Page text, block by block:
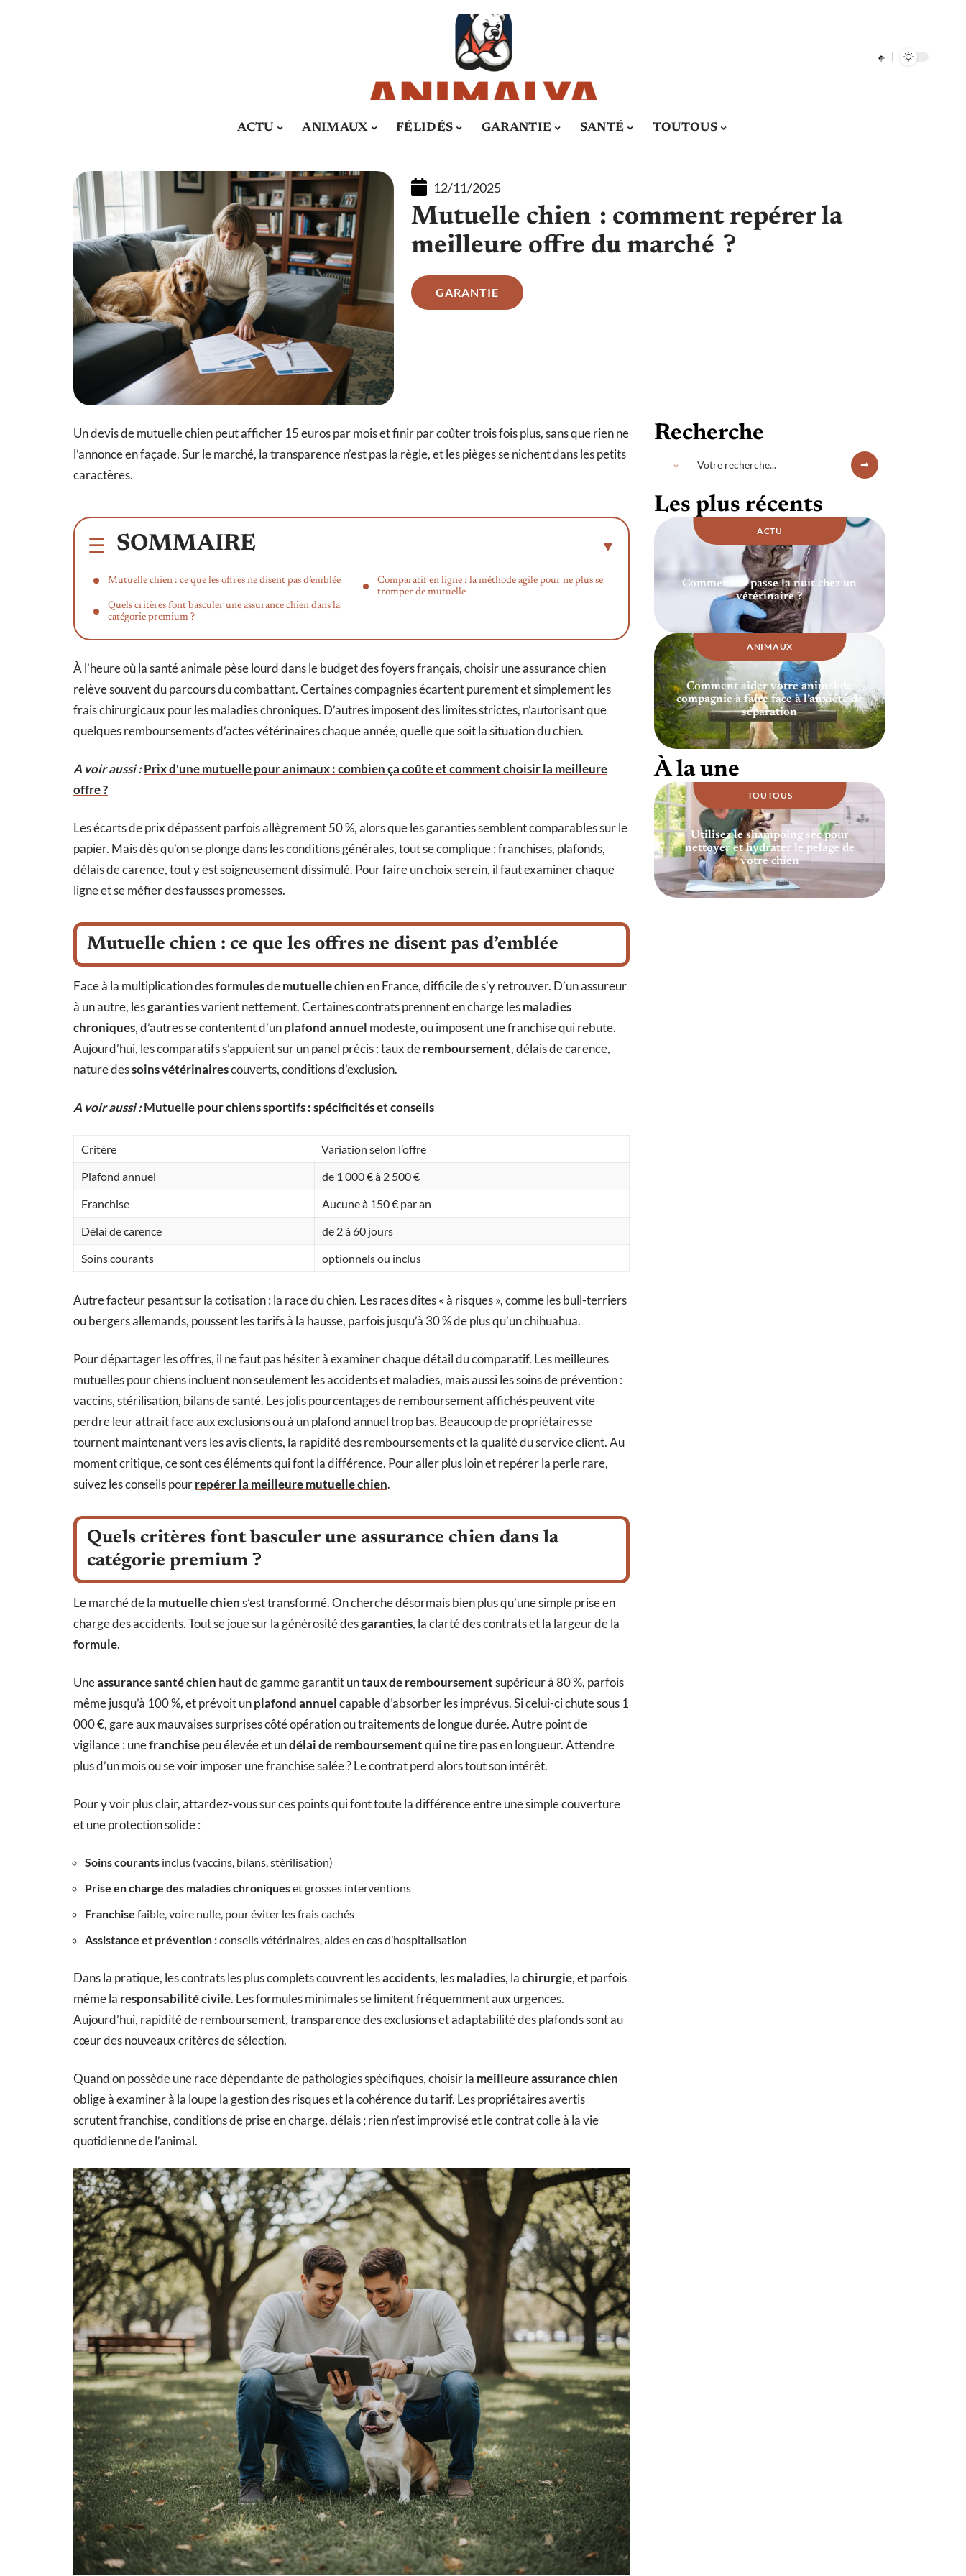
ACTU ANIMAUX FÉLIDÉS GARANTIE SANTÉ TOUTOUS
12/11/2025
Mutuelle chien : comment repérer la
meilleure offre du marché ?
GARANTIE
Un devis de mutuelle chien peut afficher 15 euros par mois et finir par coûter trois fois plus, sans que rien ne
l’annonce en façade. Sur le marché, la transparence n’est pas la règle, et les pièges se nichent dans les petits
caractères.
SOMMAIRE
Mutuelle chien : ce que les offres ne disent pas d’emblée
Quels critères font basculer une assurance chien dans la
catégorie premium ?
Comparatif en ligne : la méthode agile pour ne plus se
tromper de mutuelle
À l’heure où la santé animale pèse lourd dans le budget des foyers français, choisir une assurance chien
relève souvent du parcours du combattant. Certaines compagnies écartent purement et simplement les
frais chirurgicaux pour les maladies chroniques. D’autres imposent des limites strictes, n’autorisant que
quelques remboursements d’actes vétérinaires chaque année, quelle que soit la situation du chien.
A voir aussi :Prix d'une mutuelle pour animaux : combien ça coûte et comment choisir la meilleure
offre ?
Les écarts de prix dépassent parfois allègrement 50 %, alors que les garanties semblent comparables sur le
papier. Mais dès qu’on se plonge dans les conditions générales, tout se complique : franchises, plafonds,
délais de carence, tout y est soigneusement dissimulé. Pour faire un choix serein, il faut examiner chaque
ligne et se méfier des fausses promesses.
Mutuelle chien : ce que les offres ne disent pas d’emblée
Face à la multiplication desformulesdemutuelle chienen France, difficile de s’y retrouver. D’un assureur
à un autre, lesgarantiesvarient nettement. Certaines contrats prennent en charge lesmaladies
chroniques, d’autres se contentent d’unplafond annuel modeste, ou imposent une franchise qui rebute.
Aujourd’hui, les comparatifs s’appuient sur un panel précis : taux deremboursement, délais de carence,
nature dessoins vétérinairescouverts, conditions d’exclusion.
A voir aussi :Mutuelle pour chiens sportifs : spécificités et conseils
Critère
Variation selon l’offre
Plafond annuel
de 1 000 € à 2 500 €
Franchise
Aucune à 150 € par an
Délai de carence
de 2 à 60 jours
Soins courants
optionnels ou inclus
Autre facteur pesant sur la cotisation : la race du chien. Les races dites « à risques », comme les bull-terriers
ou bergers allemands, poussent les tarifs à la hausse, parfois jusqu’à 30 % de plus qu’un chihuahua.
Pour départager les offres, il ne faut pas hésiter à examiner chaque détail du comparatif. Les meilleures
mutuelles pour chiens incluent non seulement les accidents et maladies, mais aussi les soins de prévention :
vaccins, stérilisation, bilans de santé. Les jolis pourcentages de remboursement affichés peuvent vite
perdre leur attrait face aux exclusions ou à un plafond annuel trop bas. Beaucoup de propriétaires se
tournent maintenant vers les avis clients, la rapidité des remboursements et la qualité du service client. Au
moment critique, ce sont ces éléments qui font la différence. Pour aller plus loin et repérer la perle rare,
suivez les conseils pourrepérer la meilleure mutuelle chien.
Quels critères font basculer une assurance chien dans la
catégorie premium ?
Le marché de la mutuelle chiens’est transformé. On cherche désormais bien plus qu’une simple prise en
charge des accidents. Tout se joue sur la générosité desgaranties, la clarté des contrats et la largeur de la
formule.
Uneassurance santé chien haut de gamme garantit untaux de remboursementsupérieur à 80 %, parfois
même jusqu’à 100 %, et prévoit unplafond annuelcapable d’absorber les imprévus. Si celui-ci chute sous 1
000 €, gare aux mauvaises surprises côté opération ou traitements de longue durée. Autre point de
vigilance : unefranchisepeu élevée et undélai de remboursementqui ne tire pas en longueur. Attendre
plus d’un mois ou se voir imposer une franchise salée ? Le contrat perd alors tout son intérêt.
Pour y voir plus clair, attardez-vous sur ces points qui font toute la différence entre une simple couverture
et une protection solide :
Soins courants inclus (vaccins, bilans, stérilisation)
Prise en charge des maladies chroniqueset grosses interventions
Franchise faible, voire nulle, pour éviter les frais cachés
Assistance et prévention :conseils vétérinaires, aides en cas d’hospitalisation
Dans la pratique, les contrats les plus complets couvrent lesaccidents, lesmaladies, lachirurgie, et parfois
même la responsabilité civile. Les formules minimales se limitent fréquemment aux urgences.
Aujourd’hui, rapidité de remboursement, transparence des exclusions et adaptabilité des plafonds sont au
cœur des nouveaux critères de sélection.
Quand on possède une race dépendante de pathologies spécifiques, choisir la meilleure assurance chien
oblige à examiner à la loupe la gestion des risques et la cohérence du tarif. Les propriétaires avertis
scrutent franchise, conditions de prise en charge, délais ; rien n’est improvisé et le contrat colle à la vie
quotidienne de l’animal.
Recherche
Les plus récents
ACTU
Comment se passe la nuit chez un
vétérinaire ?
ANIMAUX
Comment aider votre animal de
compagnie à faire face à l’anxiété de
séparation
À la une
TOUTOUS
Utilisez le shampoing sec pour
nettoyer et hydrater le pelage de
votre chien